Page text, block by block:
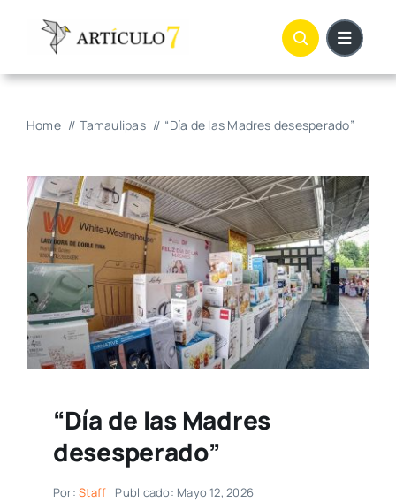
Home Tamaulipas “Día de las Madres desesperado”
“Día de las Madres
desesperado”
Por:Staff Publicado: Mayo 12, 2026